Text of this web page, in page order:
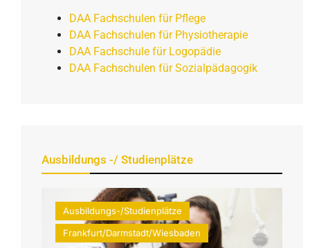
DAA Fachschulen für Pflege
DAA Fachschulen für Physiotherapie
DAA Fachschule für Logopädie
DAA Fachschulen für Sozialpädagogik
Ausbildungs -/ Studienplätze
Ausbildungs-/Studienplätze
Frankfurt/Darmstadt/Wiesbaden